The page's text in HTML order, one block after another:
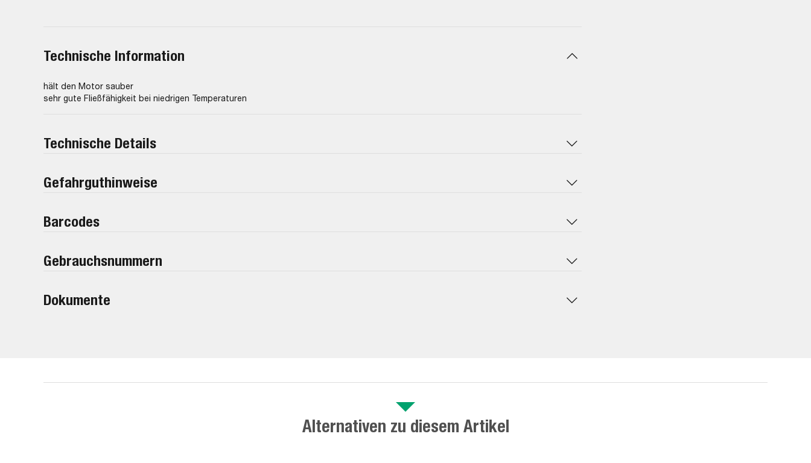
Technische Information
hält den Motor sauber
sehr gute Fließfähigkeit bei niedrigen Temperaturen
Technische Details
Gefahrguthinweise
Barcodes
Gebrauchsnummern
Dokumente
Alternativen zu diesem Artikel